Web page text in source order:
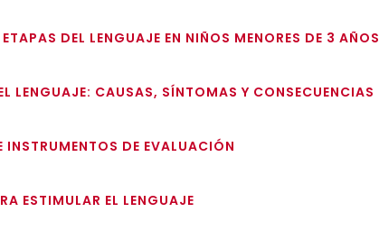
DEL LENGUAJE EN NIÑOS MENORES DE 3 AÑOS
LENGUAJE: CAUSAS, SÍNTOMAS Y CONSECUENCIAS
INSTRUMENTOS DE EVALUACIÓN
ESTIMULAR EL LENGUAJE